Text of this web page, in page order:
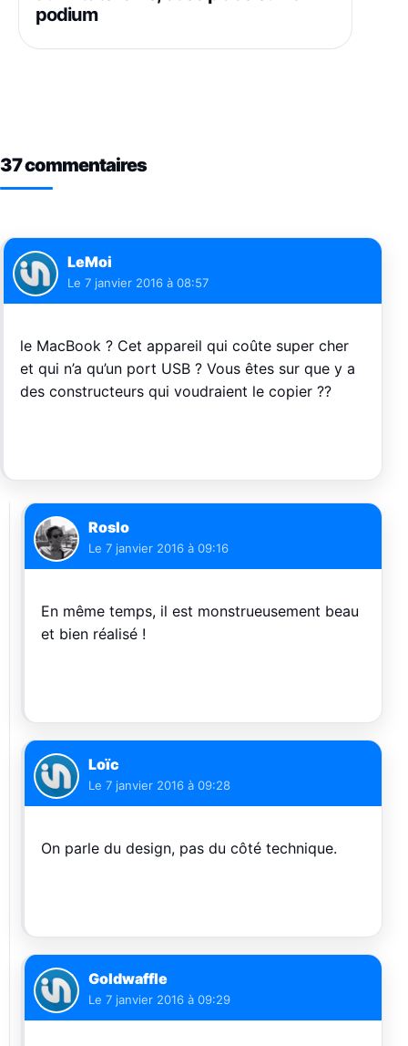
podium
37 commentaires
LeMoi
Le 7 janvier 2016 à 08:57
le MacBook ? Cet appareil qui coûte super cher
et qui n’a qu’un port USB ? Vous êtes sur que y a
des constructeurs qui voudraient le copier ??
Roslo
Le 7 janvier 2016 à 09:16
En même temps, il est monstrueusement beau
et bien réalisé !
Loïc
Le 7 janvier 2016 à 09:28
On parle du design, pas du côté technique.
Goldwaffle
Le 7 janvier 2016 à 09:29